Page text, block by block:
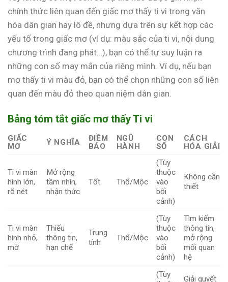
chính thức liên quan đến giấc mơ thấy ti vi trong văn
hóa dân gian hay lô đề, nhưng dựa trên sự kết hợp các
yếu tố trong giấc mơ (ví dụ: màu sắc của ti vi, nội dung
chương trình đang phát…), bạn có thể tự suy luận ra
những con số may mắn của riêng mình. Ví dụ, nếu bạn
mơ thấy ti vi màu đỏ, bạn có thể chọn những con số liên
quan đến màu đỏ theo quan niệm dân gian.
Bảng tóm tắt giấc mơ thấy Ti vi
GIẤC
MƠ
Ý NGHĨA
ĐIỀM
BÁO
NGŨ
HÀNH
CON
SỐ
CÁCH
HÓA GIẢI
Ti vi màn
hình lớn,
rõ nét
Mở rộng
tầm nhìn,
nhận thức
Tốt Thổ/Mộc
(Tùy
thuộc
vào
bối
cảnh)
Không cần
thiết
Ti vi màn
hình nhỏ,
mờ
Thiếu
thông tin,
hạn chế
Trung
tính
Thổ/Mộc
(Tùy
thuộc
vào
bối
cảnh)
Tìm kiếm
thông tin,
mở rộng
mối quan
hệ
(Tùy
Giải quyết